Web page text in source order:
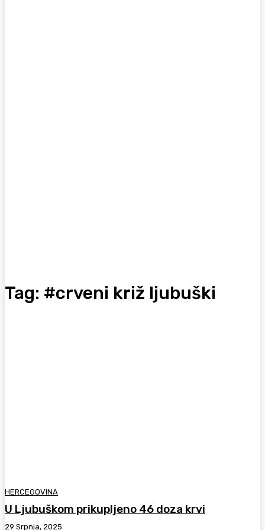
Tag: #crveni križ ljubuški
HERCEGOVINA
U Ljubuškom prikupljeno 46 doza krvi
29 Srpnja, 2025